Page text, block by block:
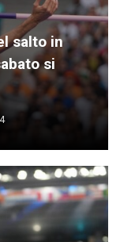
salto in
si